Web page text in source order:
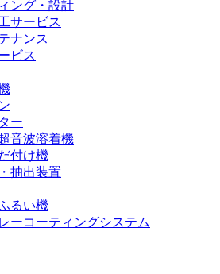
ング・設計
サービス
ナンス
ビス
ー
音波溶着機
付け機
抽出装置
るい機
ーコーティングシステム